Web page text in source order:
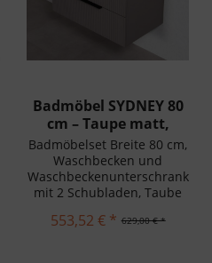
Badmöbel SYDNEY 80
cm – Taupe matt,
Waschtisch...
Badmöbelset Breite 80 cm,
Waschbecken und
Waschbeckenunterschrank
mit 2 Schubladen, Taube
einfache Montage.
629,00 € *
553,52 € *